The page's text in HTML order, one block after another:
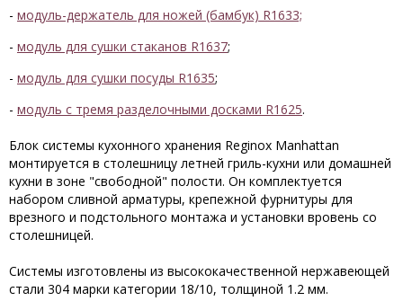
- модуль-держатель для ножей (бамбук) R1633;
- модуль для сушки стаканов R1637;
- модуль для сушки посуды R1635;
- модуль с тремя разделочными досками R1625.
Блок системы кухонного хранения Reginox Manhattan
монтируется в столешницу летней гриль-кухни или домашней
кухни в зоне "свободной" полости. Он комплектуется
набором сливной арматуры, крепежной фурнитуры для
врезного и подстольного монтажа и установки вровень со
столешницей.
Системы изготовлены из высококачественной нержавеющей
стали 304 марки категории 18/10, толщиной 1.2 мм.